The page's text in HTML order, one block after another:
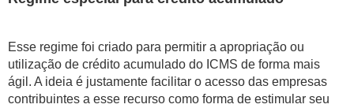
Esse regime foi criado para permitir a apropriação ou
utilização de crédito acumulado do ICMS de forma mais
ágil. A ideia é justamente facilitar o acesso das empresas
contribuintes a esse recurso como forma de estimular seu